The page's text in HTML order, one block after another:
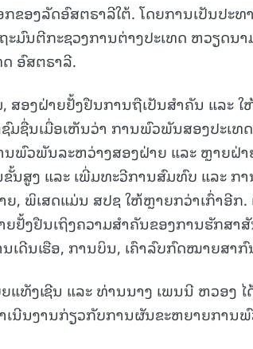
ກຂອງລັດອົສຕຣາລີໃຕ້. ໂດຍການເປັນປະ
ມົນຕີກະຊວງການຕ່າງປະເທດ ຫວຽດນ
ອົສຕຣາລີ.
, ສອງຝ່າຍຢັ້ງຢືນການຖືເປັນສຳຄັນ ແລະ
ມຊື່ນເມື່ອເຫັນວ່າ ການພົວພັນສອງປະເທ
ນພົວພັນລະຫວ່າງສອງຝ່າຍ ແລະ ຫຼາຍຝ່
ນສູງ ແລະ ເພີ່ມທະວີການສົມທົບ ແລະ
ຍ, ພິເສດແມ່ນ ສປຊ ໃຫ້ຫຼາຍກວ່າເກົ່າອີ
ຍຢັ້ງຢືນເຖິງຄວາມສຳຄັນຂອງການຮັກສ
ນເດີນເຮືອ, ການບິນ, ເຄົາລົບກົດໝາຍສາກົ
ທັງເຊີນ ແລະ ທ່ານນາງ ເພນນີ ຫວອງ
ຳເນີນງານກ່ຽວກັບການຜັນຂະຫຍາຍກາ